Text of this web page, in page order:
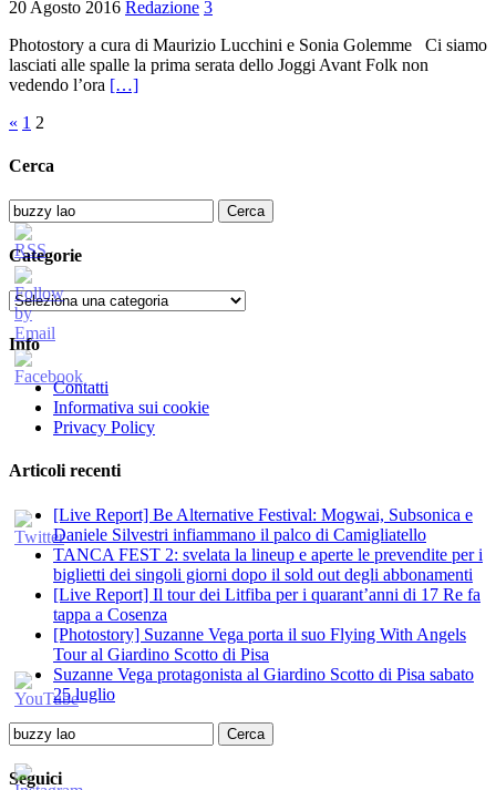
20 Agosto 2016 Redazione 3
Photostory a cura di Maurizio Lucchini e Sonia Golemme Ci siamo
lasciati alle spalle la prima serata dello Joggi Avant Folk non
vedendo l’ora […]
Paginazione
degli
« 1 2
Cerca
Ricerca
per:
Categorie
Categorie
Info
Contatti
Informativa sui cookie
Privacy Policy
Articoli recenti
[Live Report] Be Alternative Festival: Mogwai, Subsonica e
Daniele Silvestri infiammano il palco di Camigliatello
TANCA FEST 2: svelata la lineup e aperte le prevendite per i
biglietti dei singoli giorni dopo il sold out degli abbonamenti
[Live Report] Il tour dei Litfiba per i quarant’anni di 17 Re fa
tappa a Cosenza
[Photostory] Suzanne Vega porta il suo Flying With Angels
Tour al Giardino Scotto di Pisa
Suzanne Vega protagonista al Giardino Scotto di Pisa sabato
25 luglio
Ricerca
per:
Seguici